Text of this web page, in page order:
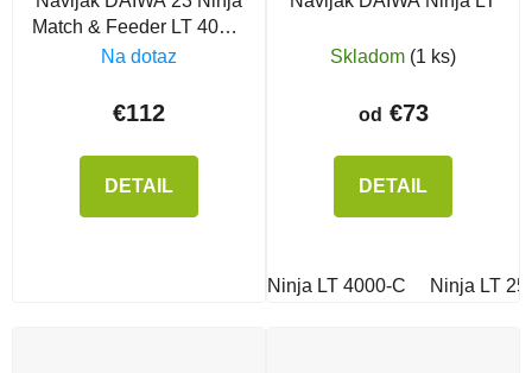
Match & Feeder LT 4000-
C
Na dotaz
€112
DETAIL
Skladom (1 ks)
od €73
DETAIL
Ninja LT 4000-C Ninja LT